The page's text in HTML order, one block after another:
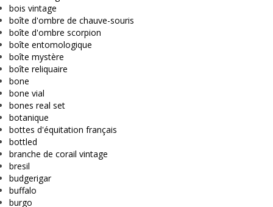
bois vintage
boîte d'ombre de chauve-souris
boîte d'ombre scorpion
boîte entomologique
boîte mystère
boîte reliquaire
bone
bone vial
bones real set
botanique
bottes d'équitation français
bottled
branche de corail vintage
bresil
budgerigar
buffalo
burgo